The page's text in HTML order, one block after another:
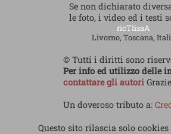
Se non dichiarato
le foto, i video ed i testi
ricTlisaA
Livorno, Toscana,
© Tutti i diritti sono
Per info ed utilizzo delle
contattare gli autori
Un doveroso tributo a:
Questo sito rilascia solo